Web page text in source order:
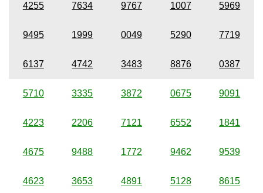
4255 7634 9767 1007 5969
9495 1999 0049 5290 7719
6137 4742 3483 8876 0387
5710 3335 3872 0675 9091
4223 2206 7121 6552 1841
4675 9488 1772 9462 9539
4623 3653 4891 5128 8615